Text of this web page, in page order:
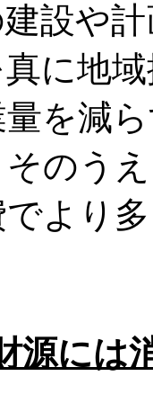
設や
真に地
を減
のう
より
源には